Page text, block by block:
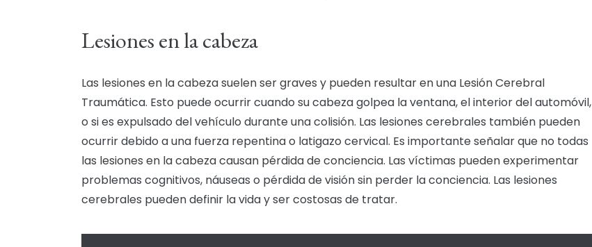
Lesiones en la cabeza
Las lesiones en la cabeza suelen ser graves y pueden resultar en una Lesión Cerebral
Traumática. Esto puede ocurrir cuando su cabeza golpea la ventana, el interior del automóvil,
o si es expulsado del vehículo durante una colisión. Las lesiones cerebrales también pueden
ocurrir debido a una fuerza repentina o latigazo cervical. Es importante señalar que no todas
las lesiones en la cabeza causan pérdida de conciencia. Las víctimas pueden experimentar
problemas cognitivos, náuseas o pérdida de visión sin perder la conciencia. Las lesiones
cerebrales pueden definir la vida y ser costosas de tratar.